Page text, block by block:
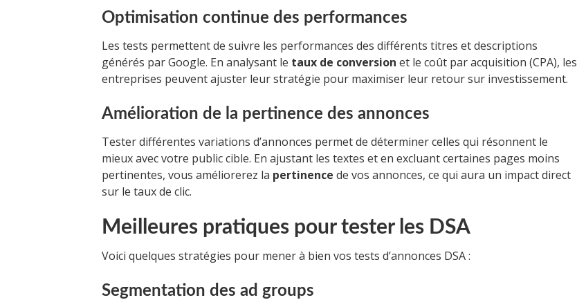
Optimisation continue des performances
Les tests permettent de suivre les performances des différents titres et descriptions
générés par Google. En analysant le taux de conversion et le coût par acquisition (CPA), les
entreprises peuvent ajuster leur stratégie pour maximiser leur retour sur investissement.
Amélioration de la pertinence des annonces
Tester différentes variations d’annonces permet de déterminer celles qui résonnent le
mieux avec votre public cible. En ajustant les textes et en excluant certaines pages moins
pertinentes, vous améliorerez la pertinence de vos annonces, ce qui aura un impact direct
sur le taux de clic.
Meilleures pratiques pour tester les DSA
Voici quelques stratégies pour mener à bien vos tests d’annonces DSA :
Segmentation des ad groups